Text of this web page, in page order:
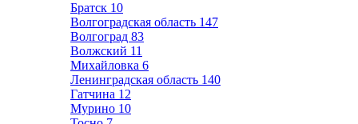
Братск 10
Волгоградская область 147
Волгоград 83
Волжский 11
Михайловка 6
Ленинградская область 140
Гатчина 12
Мурино 10